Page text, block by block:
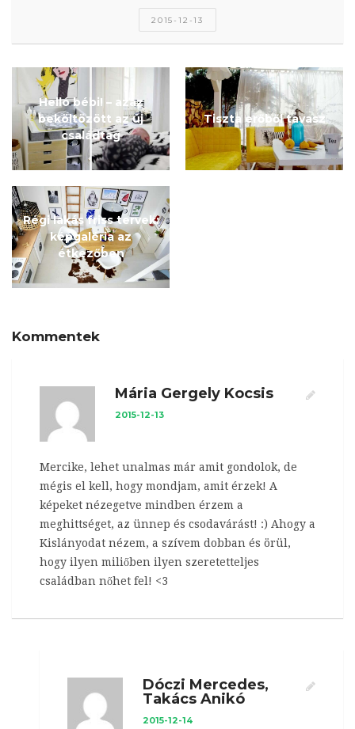
2015-12-13
Helló bébi! – azaz
beköltözött az új
családtag
Tiszta erőből tavasz
Régi lakás friss tervek:
képgaléria az
étkezőben
Kommentek
Mária Gergely Kocsis
2015-12-13
Mercike, lehet unalmas már amit gondolok, de
mégis el kell, hogy mondjam, amit érzek! A
képeket nézegetve mindben érzem a
meghittséget, az ünnep és csodavárást! :) Ahogy a
Kislányodat nézem, a szívem dobban és örül,
hogy ilyen miliőben ilyen szeretetteljes
családban nőhet fel! <3
Dóczi Mercedes,
Takács Anikó
2015-12-14